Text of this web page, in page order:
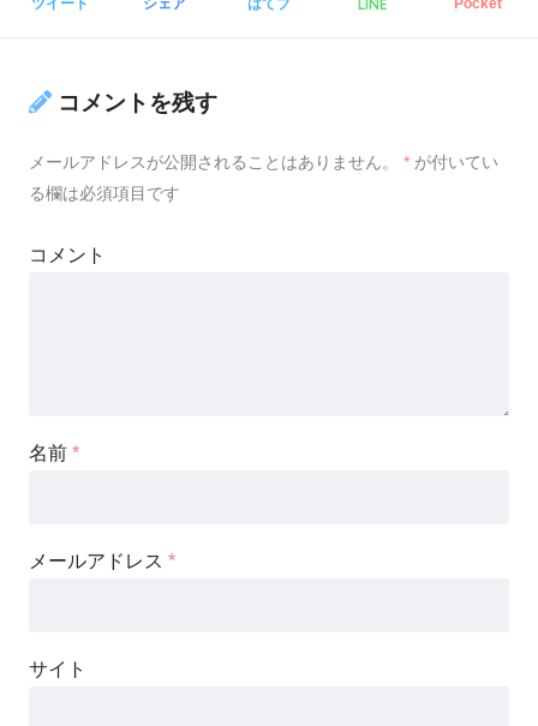
ツイート シェア はてブ LINE Pocket
コメントを残す
メールアドレスが公開されることはありません。 * が付いてい
る欄は必須項目です
コメント
名前 *
メールアドレス *
サイト